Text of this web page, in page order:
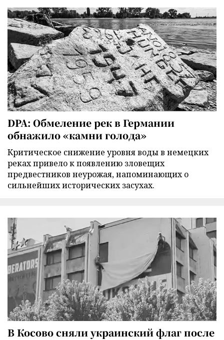
DPA: Обмеление рек в Германии
обнажило «камни голода»
Критическое снижение уровня воды в немецких
реках привело к появлению зловещих
предвестников неурожая, напоминающих о
сильнейших исторических засухах.
В Косово сняли украинский флаг после